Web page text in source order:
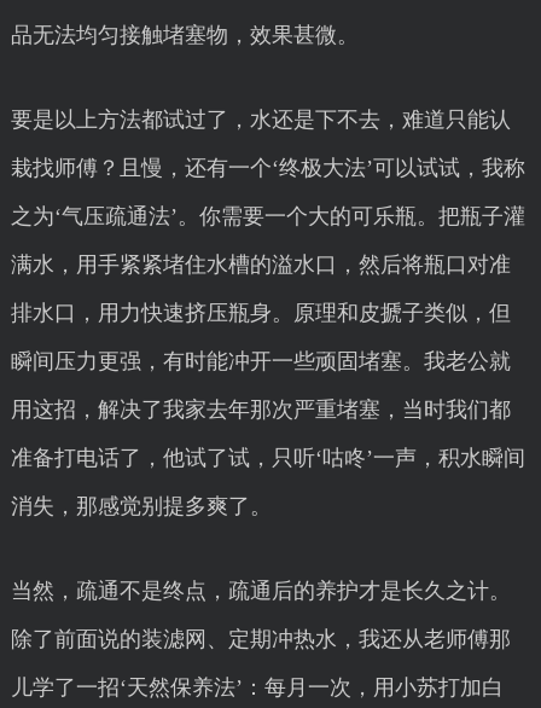
品无法均匀接触堵塞物，效果甚微。
要是以上方法都试过了，水还是下不去，难道只能认
栽找师傅？且慢，还有一个‘终极大法’可以试试，我称
之为‘气压疏通法’。你需要一个大的可乐瓶。把瓶子灌
满水，用手紧紧堵住水槽的溢水口，然后将瓶口对准
排水口，用力快速挤压瓶身。原理和皮搋子类似，但
瞬间压力更强，有时能冲开一些顽固堵塞。我老公就
用这招，解决了我家去年那次严重堵塞，当时我们都
准备打电话了，他试了试，只听‘咕咚’一声，积水瞬间
消失，那感觉别提多爽了。
当然，疏通不是终点，疏通后的养护才是长久之计。
除了前面说的装滤网、定期冲热水，我还从老师傅那
儿学了一招‘天然保养法’：每月一次，用小苏打加白